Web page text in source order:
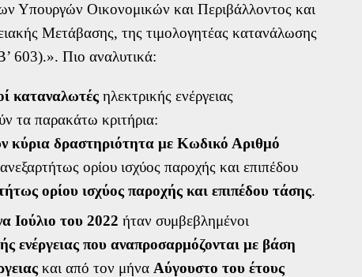
Οικονομικών και Περιβάλλοντος και
Μετάβασης, της τιμολογητέας κατανάλωσης
603).». Πιο αναλυτικά:
καταναλωτές ηλεκτρικής ενέργειας
τα παρακάτω κριτήρια:
κύρια δραστηριότητα με Κωδικό Αριθμό
ορίου ισχύος παροχής και επιπέδου
ορίου ισχύος παροχής και επιπέδου τάσης.
Ιούλιο του 2022 ήταν συμβεβλημένοι
ενέργειας που αναπροσαρμόζονται με βάση
και από τον μήνα Αύγουστο του έτους
Πολιτική Προστασίας Προσωπικών Δεδομένων *